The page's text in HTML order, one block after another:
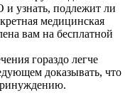
узнать, подлежит ли
медицинская
вам на бесплатной
гораздо легче
доказывать, что